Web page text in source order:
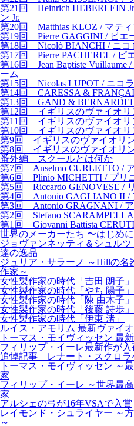
第21回 Heinrich HEBERLEIN
ン Jr.
第20回 Matthias KLOZ / マテ
第19回 Pierre GAGGINI / ピエ
第18回 Nicolò BIANCHI / ニコ
第17回 Pierre PACHEREL / ピ
第16回 Jean Baptiste Vuillaume
ーム
第15回 Nicolas LUPOT / ニコ
第14回 CARESSA &
第13回 GAND &
第12回 イギリスのヴァイオリ
第11回 イギリスのヴァイオリ
第10回 イギリスのヴァイオリ
第9回 イギリスのヴァイオリ
第8回 イギリスのヴァイオリ
番外編 スクールとは何か
第7回 Anselmo CURLETTO /
第6回 Plinio MICHETTI / プリ
第5回 Riccardo GENOVESE /
第4回 Antonio GAGLIANO II /
第3回 Antonio GRAGNANI /
第2回 Stefano
第1回 Giovanni Battista
世界のメーカーたち 〜はじめ
ジョヴァンネッティ＆シュル
達の逸品
ジュリア・サラーノ ～Hillの名
作家～
女性製作家の時代「吉田 朗子」
女性製作家の時代「やち 陽子」
女性製作家の時代「陳 由木子」
女性製作家の時代「後藤 詩歩」
女性製作家の時代「伊東 渚」
ルイス・アモリム 最新ヴァイ
トーマス・モイヴィッセン 最
フィリップ・イーレ最新作が入
追悼記事 レナート・スクロラ
トーマス・モイヴィッセン ～
家
フィリップ・イーレ ～世界最
家
アルシェの弓が16年VSAで入賞
レイモンド・シュライヤー ～
～